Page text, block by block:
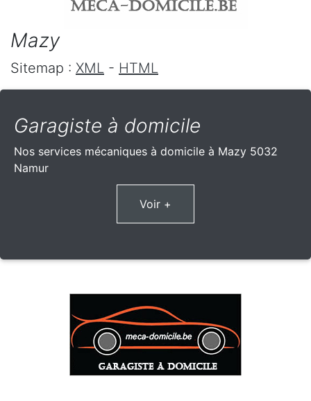
Mazy
Sitemap : XML - HTML
Garagiste à domicile
Nos services mécaniques à domicile à Mazy 5032
Namur
Voir +